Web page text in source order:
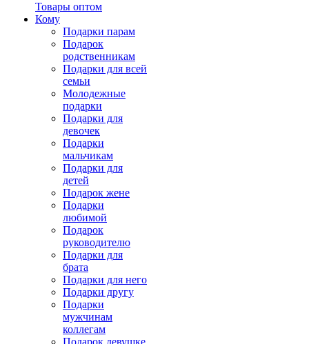
Товары оптом
Кому
Подарки парам
Подарок
родственникам
Подарки для всей
семьи
Молодежные
подарки
Подарки для
девочек
Подарки
мальчикам
Подарки для
детей
Подарок жене
Подарки
любимой
Подарок
руководителю
Подарки для
брата
Подарки для него
Подарки другу
Подарки
мужчинам
коллегам
Подарок девушке